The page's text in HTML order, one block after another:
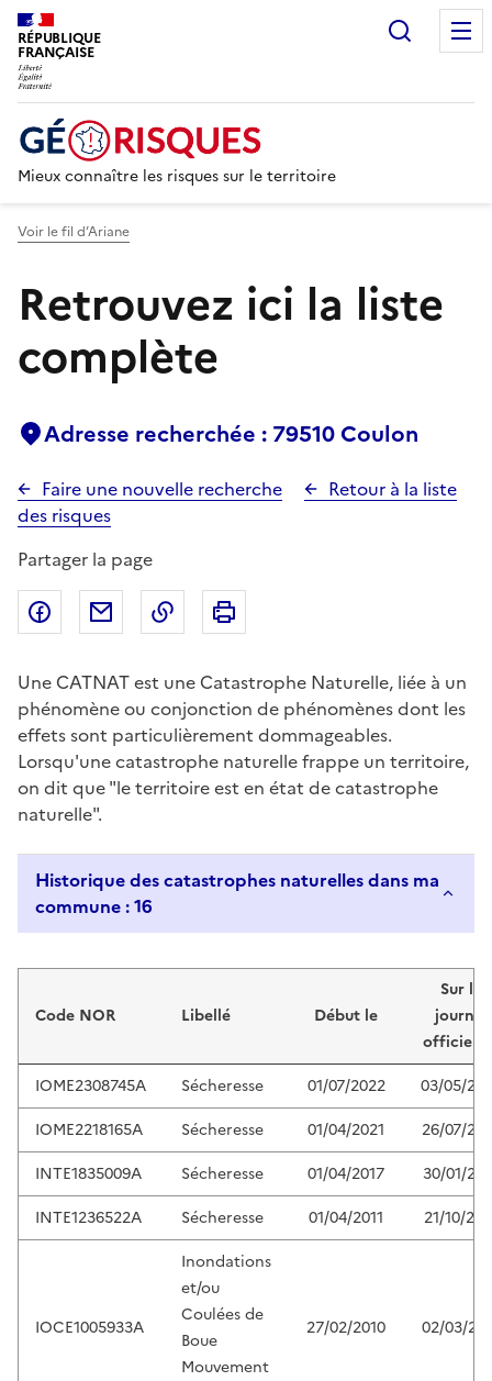
RÉPUBLIQUE
FRANÇAISE
Mieux connaître les risques sur le territoire
Voir le fil d’Ariane
Retrouvez ici la liste
complète
Adresse recherchée : 79510 Coulon
Faire une nouvelle recherche
Retour à la liste
des risques
Partager la page
Partager sur Facebook
Partager par emailCopier dans le presse-papier
Une CATNAT est une Catastrophe Naturelle, liée à un
phénomène ou conjonction de phénomènes dont les
effets sont particulièrement dommageables.
Lorsqu'une catastrophe naturelle frappe un territoire,
on dit que "le territoire est en état de catastrophe
naturelle".
Historique des catastrophes naturelles dans ma
commune : 16
Code NOR Libellé Début le
Sur le
journal
officiel
IOME2308745A
Sécheresse 01/07/2022
03/05/
IOME2218165A
Sécheresse 01/04/2021
26/07/
INTE1835009A
Sécheresse 01/04/2017
30/01/
INTE1236522A
Sécheresse 01/04/2011 21/10/
IOCE1005933A
Inondations
et/ou
Coulées de
Boue
Mouvement
27/02/2010 02/03/